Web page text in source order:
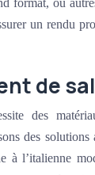
un rendu
de
des
des
à l’italienne